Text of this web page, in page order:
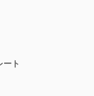
ート